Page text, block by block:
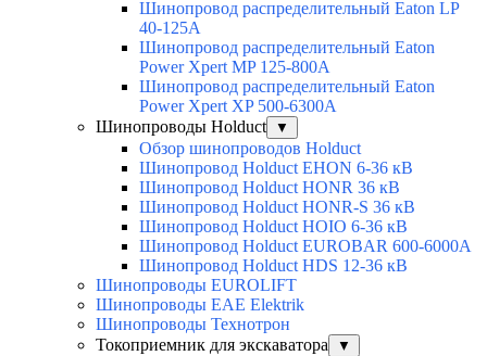
Шинопровод распределительный Eaton LP
40-125A
Шинопровод распределительный Eaton
Power Xpert MP 125-800A
Шинопровод распределительный Eaton
Power Xpert XP 500-6300A
Шинопроводы Holduct
▼
Обзор шинопроводов Holduct
Шинопровод Holduct EHON 6-36 кВ
Шинопровод Holduct HONR 36 кВ
Шинопровод Holduct HONR-S 36 кВ
Шинопровод Holduct HOIO 6-36 кВ
Шинопровод Holduct EUROBAR 600-6000A
Шинопровод Holduct HDS 12-36 кВ
Шинопроводы EUROLIFT
Шинопроводы EAE Elektrik
Шинопроводы Технотрон
Токоприемник для экскаватора
▼